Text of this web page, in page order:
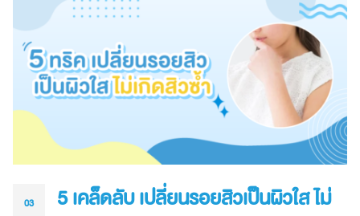
03
5 เคล็ดลับ เปลี่ยนรอยสิวเป็นผิวใส ไม่